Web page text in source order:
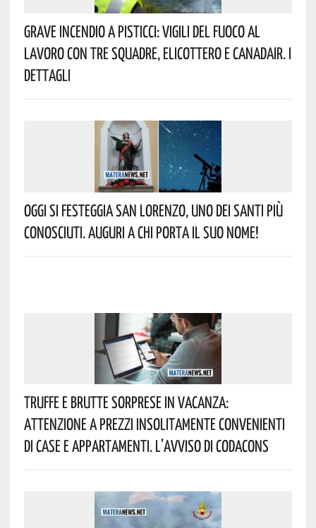
Grave Incendio A Pisticci: Vigili Del Fuoco Al
Lavoro Con Tre Squadre, Elicottero E Canadair. I
Dettagli
Oggi Si Festeggia San Lorenzo, Uno Dei Santi Più
Conosciuti. Auguri A Chi Porta Il Suo Nome!
Truffe E Brutte Sorprese In Vacanza:
Attenzione A Prezzi Insolitamente Convenienti
Di Case E Appartamenti. L’avviso Di Codacons